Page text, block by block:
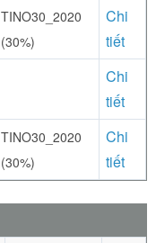
TINO30_2020
(30%)
Chi
tiết
Chi
tiết
TINO30_2020
(30%)
Chi
tiết